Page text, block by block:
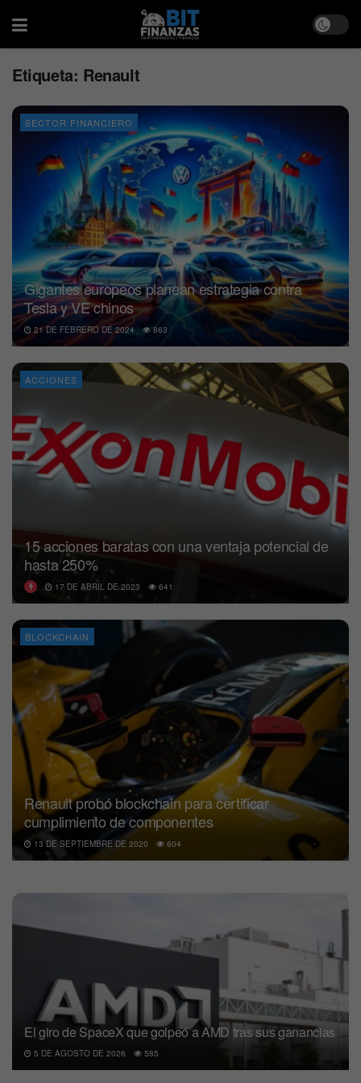
Etiqueta: Renault
SECTOR FINANCIERO
Gigantes europeos planean estrategia contra
Tesla y VE chinos
21 DE FEBRERO DE 2024 863
ACCIONES
15 acciones baratas con una ventaja potencial de
hasta 250%
17 DE ABRIL DE 2023 641
BLOCKCHAIN
Renault probó blockchain para certificar
cumplimiento de componentes
13 DE SEPTIEMBRE DE 2020 604
El giro de SpaceX que golpeó a AMD tras sus ganancias
5 DE AGOSTO DE 2026 585